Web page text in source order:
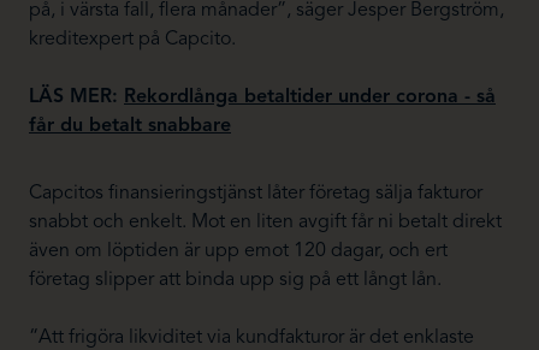
på, i värsta fall, flera månader”, säger Jesper Bergström,
kreditexpert på Capcito.
LÄS MER: Rekordlånga betaltider under corona - så
får du betalt snabbare
Capcitos finansieringstjänst låter företag sälja fakturor
snabbt och enkelt. Mot en liten avgift får ni betalt direkt
även om löptiden är upp emot 120 dagar, och ert
företag slipper att binda upp sig på ett långt lån.
“Att frigöra likviditet via kundfakturor är det enklaste